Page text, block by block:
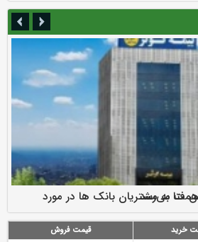
گران ایران از اقدامات مدیرعامل بیمه
به مشتریان بانک ها در مورد
خرید
قیمت فروش